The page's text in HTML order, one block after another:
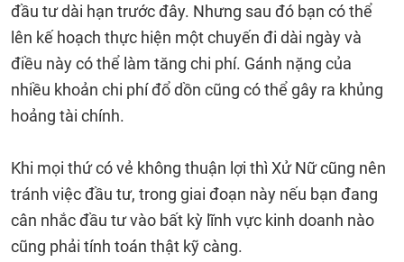
đầu tư dài hạn trước đây. Nhưng sau đó bạn có thể
lên kế hoạch thực hiện một chuyến đi dài ngày và
điều này có thể làm tăng chi phí. Gánh nặng của
nhiều khoản chi phí đổ dồn cũng có thể gây ra khủng
hoảng tài chính.
Khi mọi thứ có vẻ không thuận lợi thì Xử Nữ cũng nên
tránh việc đầu tư, trong giai đoạn này nếu bạn đang
cân nhắc đầu tư vào bất kỳ lĩnh vực kinh doanh nào
cũng phải tính toán thật kỹ càng.